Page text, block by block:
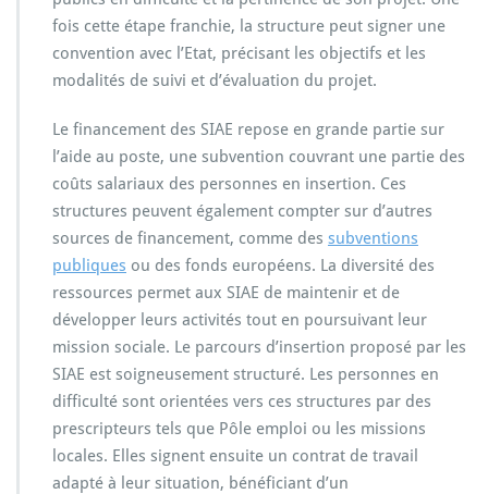
fois cette étape franchie, la structure peut signer une
convention avec l’Etat, précisant les objectifs et les
modalités de suivi et d’évaluation du projet.
Le financement des SIAE repose en grande partie sur
l’aide au poste, une subvention couvrant une partie des
coûts salariaux des personnes en insertion. Ces
structures peuvent également compter sur d’autres
sources de financement, comme des subventions
publiques ou des fonds européens. La diversité des
ressources permet aux SIAE de maintenir et de
développer leurs activités tout en poursuivant leur
mission sociale. Le parcours d’insertion proposé par les
SIAE est soigneusement structuré. Les personnes en
difficulté sont orientées vers ces structures par des
prescripteurs tels que Pôle emploi ou les missions
locales. Elles signent ensuite un contrat de travail
adapté à leur situation, bénéficiant d’un